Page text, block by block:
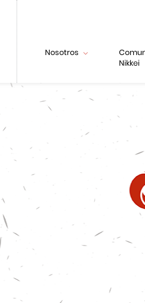
Nosotros
Nikkei